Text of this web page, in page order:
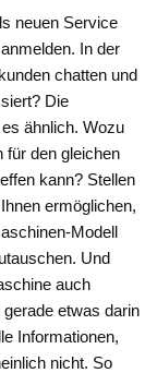
neuen Service
In der
chatten und
Die
ähnlich. Wozu
für den gleichen
kann? Stellen
ermöglichen,
Modell
Und
auch
etwas darin
Informationen,
nicht. So